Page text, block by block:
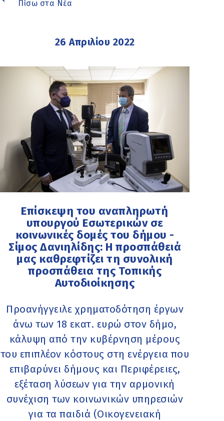
Πίσω στα Νέα
26 Απριλίου 2022
Επίσκεψη του αναπληρωτή
υπουργού Εσωτερικών σε
κοινωνικές δομές του δήμου -
Σίμος Δανιηλίδης: Η προσπάθειά
μας καθρεφτίζει τη συνολική
προσπάθεια της Τοπικής
Αυτοδιοίκησης
Προανήγγειλε χρηματοδότηση έργων
άνω των 18 εκατ. ευρώ στον δήμο,
κάλυψη από την κυβέρνηση μέρους
του επιπλέον κόστους στη ενέργεια που
επιβαρύνει δήμους και Περιφέρειες,
εξέταση λύσεων για την αρμονική
συνέχιση των κοινωνικών υπηρεσιών
για τα παιδιά (Οικογενειακή